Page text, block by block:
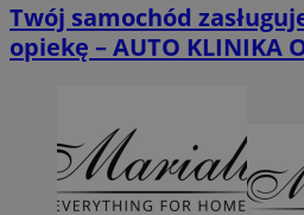
Twój samochód
opiekę – AUTO KLINIKA